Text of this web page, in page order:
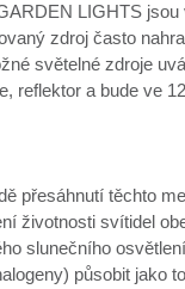
LIGHTS
zdroj často
světelné zdroje
reflektor a bude ve
přesáhnutí těchto
životnosti svítidel
slunečního
působit jako